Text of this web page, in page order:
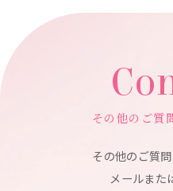
その他のご質
その他のご質
メールまた